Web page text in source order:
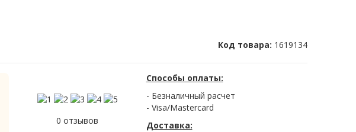
Код товара: 1619134
0 отзывов
Способы оплаты:
- Безналичный расчет
- Visa/Mastercard
Доставка: